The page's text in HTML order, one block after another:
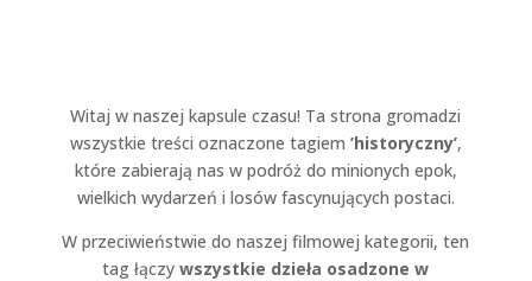
Witaj w naszej kapsule czasu! Ta strona gromadzi
wszystkie treści oznaczone tagiem ’historyczny’,
które zabierają nas w podróż do minionych epok,
wielkich wydarzeń i losów fascynujących postaci.
W przeciwieństwie do naszej filmowej kategorii, ten
tag łączywszystkie dzieła osadzone w